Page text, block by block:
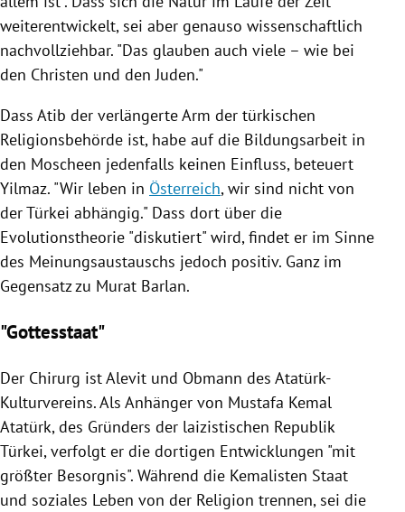
weiterentwickelt, sei aber genauso wissenschaftlich
nachvollziehbar. "Das glauben auch viele – wie bei
den Christen und den Juden."
Dass Atib der verlängerte Arm der türkischen
Religionsbehörde ist, habe auf die Bildungsarbeit in
den Moscheen jedenfalls keinen Einfluss, beteuert
Yilmaz. "Wir leben in Österreich, wir sind nicht von
derTürkei abhängig." Dass dort über die
Evolutionstheorie "diskutiert" wird, findet er im Sinne
des Meinungsaustauschs jedoch positiv. Ganz im
Gegensatz zu Murat Barlan.
"Gottesstaat"
Der Chirurg ist Alevit und Obmann des Atatürk-
Kulturvereins. Als Anhänger von Mustafa Kemal
Atatürk, des Gründers der laizistischen Republik
Türkei, verfolgt er die dortigen Entwicklungen "mit
größter Besorgnis". Während die Kemalisten Staat
und soziales Leben von der Religion trennen, sei die